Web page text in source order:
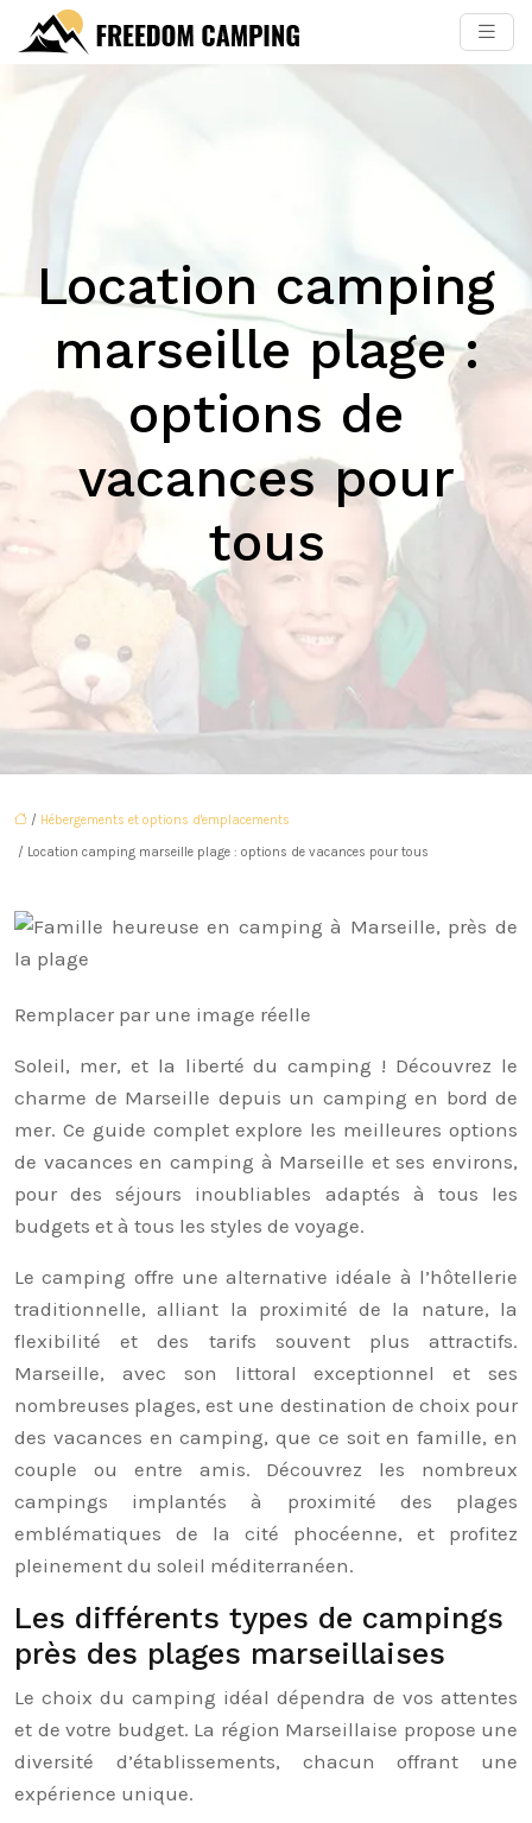
Location camping
marseille plage :
options de
vacances pour
tous
/ Hébergements et options d'emplacements
/ Location camping marseille plage : options de vacances pour tous
Remplacer par une image réelle
Soleil, mer, et la liberté du camping ! Découvrez le
charme de Marseille depuis un camping en bord de
mer. Ce guide complet explore les meilleures options
de vacances en camping à Marseille et ses environs,
pour des séjours inoubliables adaptés à tous les
budgets et à tous les styles de voyage.
Le camping offre une alternative idéale à l’hôtellerie
traditionnelle, alliant la proximité de la nature, la
flexibilité et des tarifs souvent plus attractifs.
Marseille, avec son littoral exceptionnel et ses
nombreuses plages, est une destination de choix pour
des vacances en camping, que ce soit en famille, en
couple ou entre amis. Découvrez les nombreux
campings implantés à proximité des plages
emblématiques de la cité phocéenne, et profitez
pleinement du soleil méditerranéen.
Les différents types de campings
près des plages marseillaises
Le choix du camping idéal dépendra de vos attentes
et de votre budget. La région Marseillaise propose une
diversité d’établissements, chacun offrant une
expérience unique.